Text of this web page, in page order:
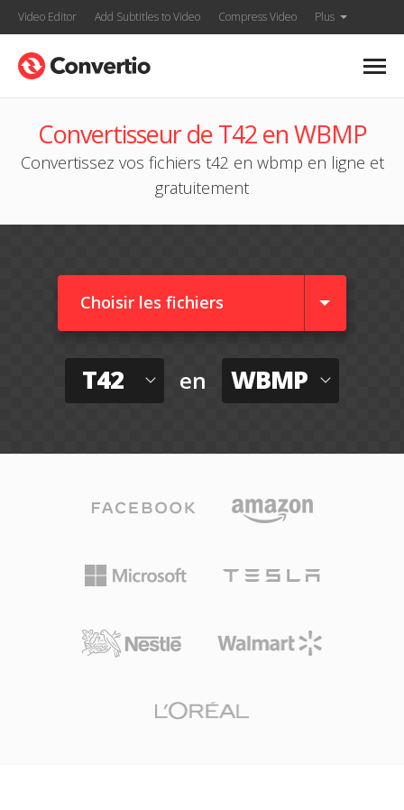
Video Editor Add Subtitles to Video Compress Video Plus
Convertisseur de T42 en WBMP
Convertissez vos fichiers t42 en wbmp en ligne et
gratuitement
Choisir les fichiers
T42 en WBMP